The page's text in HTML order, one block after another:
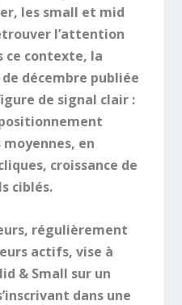
les small et mid
l’attention
ce contexte, la
décembre publiée
de signal clair :
en
croissance de
ciblés.
régulièrement
actifs, vise à
& Small sur un
dans une